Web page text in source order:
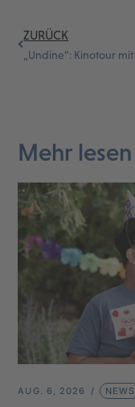
ZURÜCK
Mehr lesen
AUG. 6, 2026 NEWS